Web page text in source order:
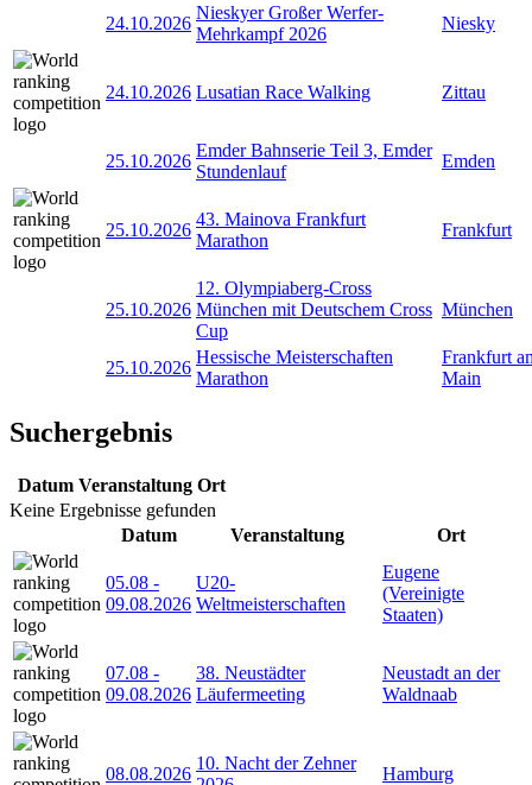
24.10.2026
Nieskyer Großer Werfer-
Mehrkampf 2026
Niesky
24.10.2026 Lusatian Race Walking Zittau
25.10.2026
Emder Bahnserie Teil 3, Emder
Stundenlauf
Emden
25.10.2026
43. Mainova Frankfurt
Marathon
Frankfurt
25.10.2026
12. Olympiaberg-Cross
München mit Deutschem Cross
Cup
München
25.10.2026
Hessische Meisterschaften
Marathon
Frankfurt
Main
Suchergebnis
Datum Veranstaltung Ort
Keine Ergebnisse gefunden
Datum
Veranstaltung Ort
05.08 -
09.08.2026
U20-
Weltmeisterschaften
Eugene
(Vereinigte
Staaten)
07.08 -
09.08.2026
38. Neustädter
Läufermeeting
Neustadt an der
Waldnaab
08.08.2026
10. Nacht der Zehner
Hamburg